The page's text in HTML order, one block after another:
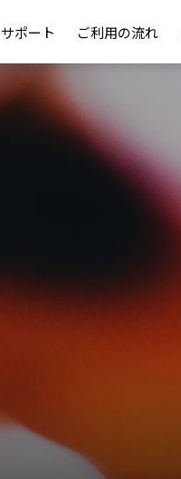
サポート ご利用の流れ